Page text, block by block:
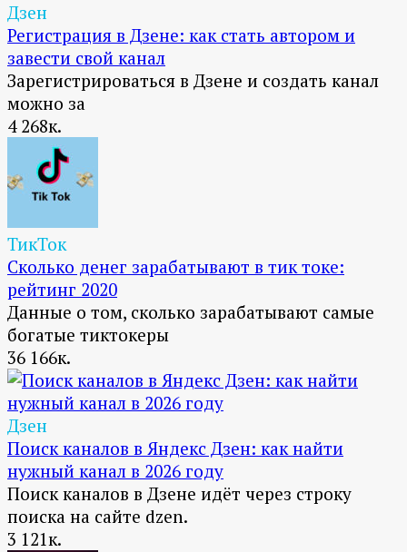
Дзен
Регистрация в Дзене: как стать автором и
завести свой канал
Зарегистрироваться в Дзене и создать канал
можно за
4 268к.
ТикТок
Сколько денег зарабатывают в тик токе:
рейтинг 2020
Данные о том, сколько зарабатывают самые
богатые тиктокеры
36 166к.
Дзен
Поиск каналов в Яндекс Дзен: как найти
нужный канал в 2026 году
Поиск каналов в Дзене идёт через строку
поиска на сайте dzen.
3 121к.